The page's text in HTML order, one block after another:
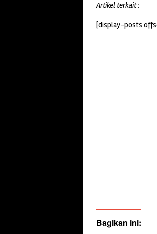
Artikel terkait :
[display-posts
Bagikan ini: